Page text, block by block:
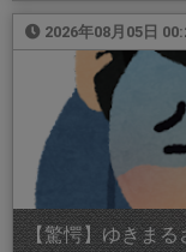
2026年08月05日
【驚愕】ゆきま